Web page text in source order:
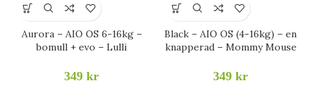
Aurora – AIO OS 6-16kg –
bomull + evo – Lulli
349 kr
Black – AIO OS (4-16kg) – en
knapperad – Mommy Mouse
349 kr